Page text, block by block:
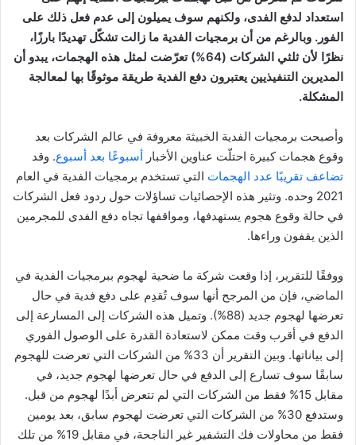
استعداد لدفع الفدى، ولكنهم سوف يميلون إلى عدم فعل ذلك على
الفور. وبالرغم من أن برمجيات الفدية ما زالت تشكّل تهديدًا بارزًا،
نظرًا لأن ثلثي الشركات (64%) تعرّضت لمثل هذه الهجمات، يبدو أن
المديرين التنفيذيين يعتبرون دفع الفدية طريقة موثوقًا بها لمعالجة
المشكلة.
وأصبحت برمجيات الفدية الخبيثة معروفة في عالم الشركات بعد
وقوع هجمات كبيرة احتلّت عناوين الأخبار أسبوعًا بعد أسبوع. وقد
تضاعف تقريبًا عدد الهجمات التي تستخدم برمجيات الفدية في العام
2021 وحده. وتثير هذه الإحصائيات تساؤلات حول ردود فعل الشركات
في حالة وقوع هجوم يستهدفها، ومواقفها تجاه دفع الفدى للمجرمين
الذين يقفون وراءها.
ووفقًا للتقرير، إذا وقعت شركة ما ضحية لهجوم ببرمجيات الفدية في
الماضي، فإن من المرجح أنها سوف تُقدِم على دفع فدية في حال
تعرضها لهجوم جديد (88%). وتميل هذه الشركات إلى المسارعة إلى
الدفع في أقرب وقت ممكن لاستعادة القدرة على الوصول الفوري
إلى بياناتها. وبين التقرير أن 33% من الشركات التي تعرضت للهجوم
سابقًا سوف تسارع إلى الدفع في حال تعرضها لهجوم جديد، في
مقابل 15% فقط من الشركات التي لم تتعرض أبدًا لهجوم من قبل.
وستدفع 30% من الشركات التي تعرضت لهجوم سابق، بعد يومين
فقط من محاولات فك التشفير غير الناجحة، في مقابل 19% من تلك